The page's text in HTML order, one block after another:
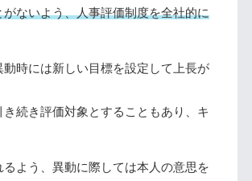
ないよう、人事評価制度を全社的に
時には新しい目標を設定して上長が
続き評価対象とすることもあり、キ
よう、異動に際しては本人の意思を